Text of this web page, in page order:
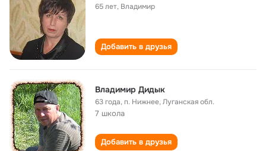
65 лет, Владимир
Добавить в друзья
Владимир Дидык
63 года,п. Нижнее, Луганская обл.
7 школа
Добавить в друзья